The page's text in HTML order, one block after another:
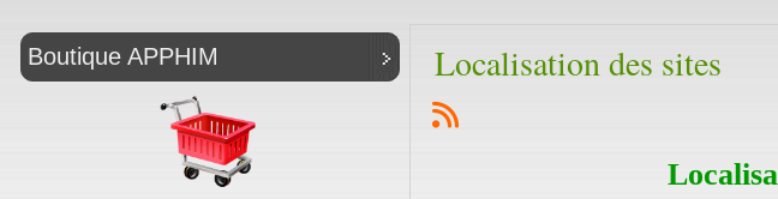
Boutique APPHIM Localisation des sites